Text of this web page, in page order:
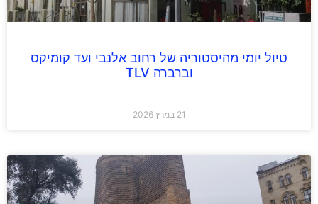
טיול יומי מהיסטוריה של רחוב אלנבי ועד קומיקס
וברברה TLV